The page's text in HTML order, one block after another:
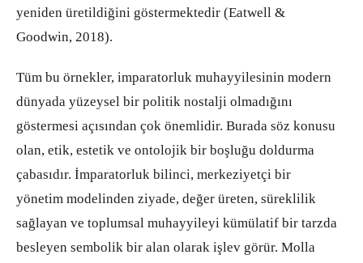
yeniden üretildiğini göstermektedir (Eatwell &
Goodwin, 2018).
Tüm bu örnekler, imparatorluk muhayyilesinin modern
dünyada yüzeysel bir politik nostalji olmadığını
göstermesi açısından çok önemlidir. Burada söz konusu
olan, etik, estetik ve ontolojik bir boşluğu doldurma
çabasıdır. İmparatorluk bilinci, merkeziyetçi bir
yönetim modelinden ziyade, değer üreten, süreklilik
sağlayan ve toplumsal muhayyileyi kümülatif bir tarzda
besleyen sembolik bir alan olarak işlev görür. Molla